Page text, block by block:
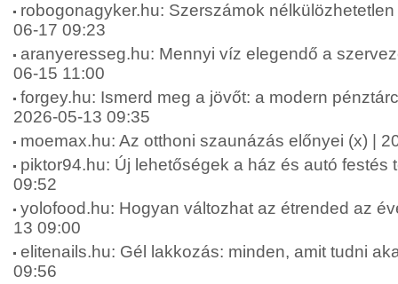
robogonagyker.hu: Szerszámok
06-17 09:23
aranyeresseg.hu: Mennyi víz elegendő a
06-15 11:00
forgey.hu: Ismerd meg a jövőt: a modern
2026-05-13 09:35
moemax.hu: Az otthoni szaunázás előnyei (x) |
piktor94.hu: Új lehetőségek a ház és autó festés
09:52
yolofood.hu: Hogyan változhat az étrended az
13 09:00
elitenails.hu: Gél lakkozás: minden, amit tudni
09:56